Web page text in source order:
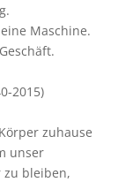
Maschine.
2015)
zuhause
unser
zu bleiben,